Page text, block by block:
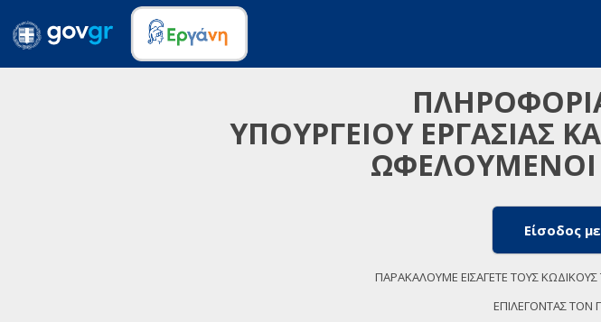
ΥΠΟΥΡΓΕΙΟΥ ΕΡΓΑΣΙΑΣ
ΩΦΕΛΟΥΜΕΝΟΙ
Είσοδος
ΠΑΡΑΚΑΛΟΥΜΕ ΕΙΣΑΓΕΤΕ ΤΟΥΣ ΚΩΔΙΚΟΥΣ
ΕΠΙΛΕΓΟΝΤΑΣ